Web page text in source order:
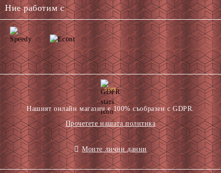
Ние работим с
GDPR
Нашият онлайн магазин е 100% съобразен с GDPR.
Прочетете нашата политика
Моите лични данни